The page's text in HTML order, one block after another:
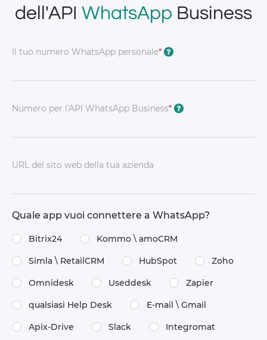
dell'API WhatsApp Business
Il tuo numero WhatsApp personale* ?
Numero per l'API WhatsApp Business* ?
URL del sito web della tua azienda
Quale app vuoi connettere a WhatsApp?
Bitrix24 Kommo \​ amoCRM
Simla \​ RetailCRM HubSpot Zoho
Omnidesk Useddesk Zapier
qualsiasi Help Desk E-mail \​ Gmail
Apix-Drive Slack Integromat